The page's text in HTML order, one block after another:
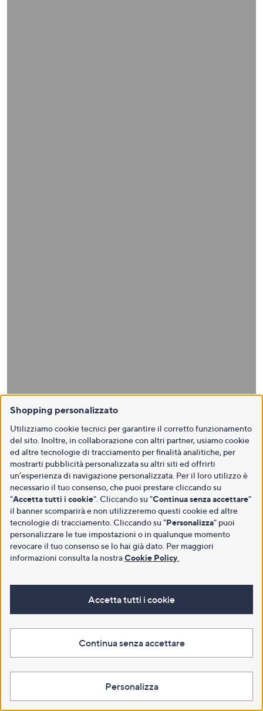
Shopping personalizzato
Utilizziamo cookie tecnici per garantire il corretto funzionamento
del sito. Inoltre, in collaborazione con altri partner, usiamo cookie
ed altre tecnologie di tracciamento per finalità analitiche, per
mostrarti pubblicità personalizzata su altri siti ed offrirti
un’esperienza di navigazione personalizzata. Per il loro utilizzo è
necessario il tuo consenso, che puoi prestare cliccando su
"Accetta tutti i cookie". Cliccando su "Continua senza accettare"
il banner scomparirà e non utilizzeremo questi cookie ed altre
tecnologie di tracciamento. Cliccando su "Personalizza" puoi
personalizzare le tue impostazioni o in qualunque momento
revocare il tuo consenso se lo hai già dato. Per maggiori
informazioni consulta la nostraCookie Policy
Accetta tutti i cookie
Continua senza accettare
Personalizza